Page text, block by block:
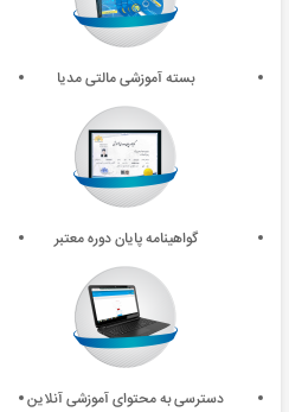
بسته آموزشی مالتی مدیا
گواهینامه پایان دوره معتبر
دسترسی به محتوای آموزشی آنلاین